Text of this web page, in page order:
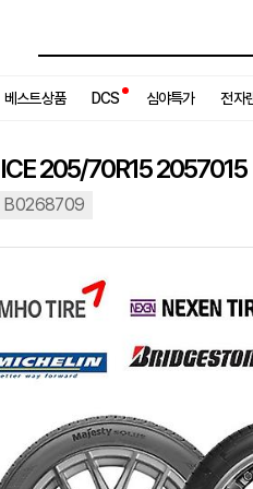
베스트상품 DCS 심야특가 전자
205/70R15 2057015
B0268709